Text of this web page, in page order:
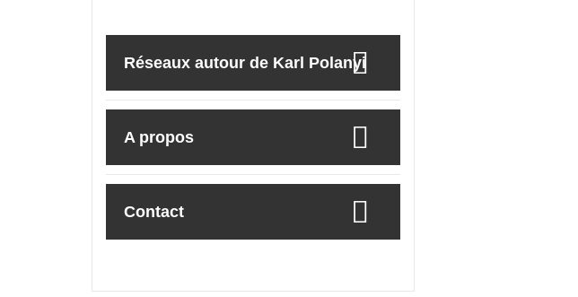
Réseaux autour de Karl Polanyi
A propos
Contact